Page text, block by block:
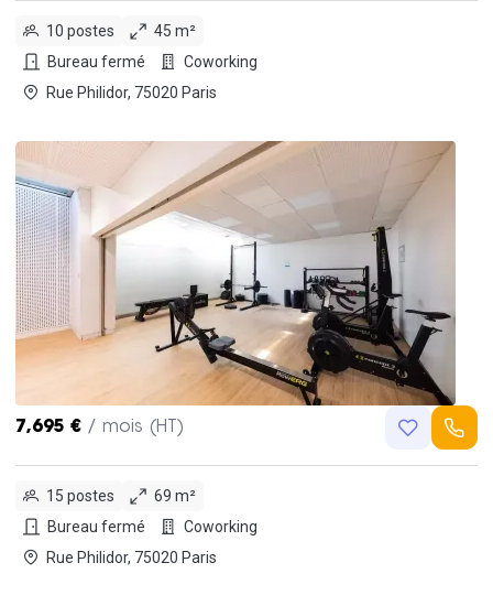
10 postes
45 m²
Bureau fermé
Coworking
Rue Philidor, 75020 Paris
7,695 € / mois (HT)
15 postes
69 m²
Bureau fermé
Coworking
Rue Philidor, 75020 Paris